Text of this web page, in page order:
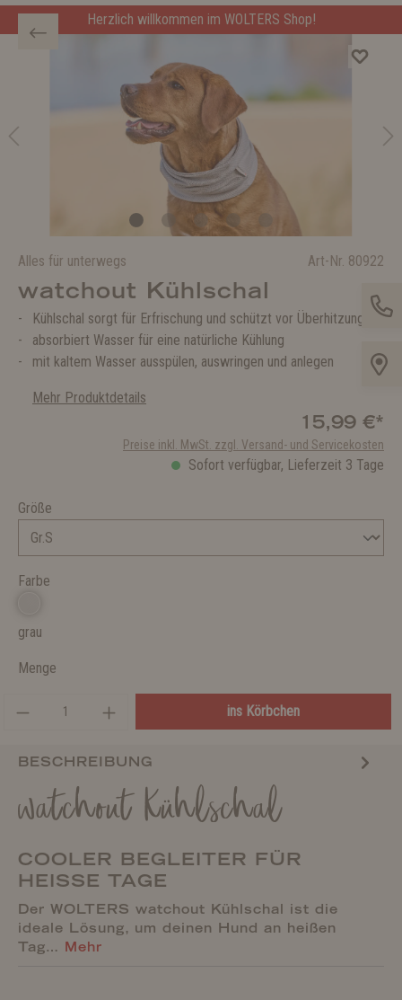
Herzlich willkommen im WOLTERS Shop!
Alles für unterwegs Art-Nr. 80922
watchout Kühlschal
Kühlschal sorgt für Erfrischung und schützt vor Überhitzung
absorbiert Wasser für eine natürliche Kühlung
mit kaltem Wasser ausspülen, auswringen und anlegen
Mehr Produktdetails
15,99 €*
Preise inkl. MwSt. zzgl. Versand- und Servicekosten
Sofort verfügbar, Lieferzeit 3 Tage
Größe
Farbe
grau
Menge
ins Körbchen
BESCHREIBUNG
watchout Kühlschal
COOLER BEGLEITER FÜR
HEISSE TAGE
Der WOLTERS watchout Kühlschal ist die
ideale Lösung, um deinen Hund an heißen
Tag… Mehr